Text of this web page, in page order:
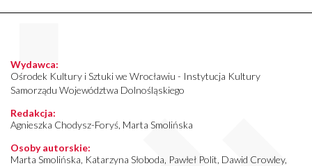
Wydawca:
Ośrodek Kultury i Sztuki we Wrocławiu - Instytucja Kultury
Samorządu Województwa Dolnośląskiego
Redakcja:
Agnieszka Chodysz-Foryś, Marta Smolińska
Osoby autorskie:
Marta Smolińska, Katarzyna Słoboda, Pawłeł Polit, Dawid Crowley,